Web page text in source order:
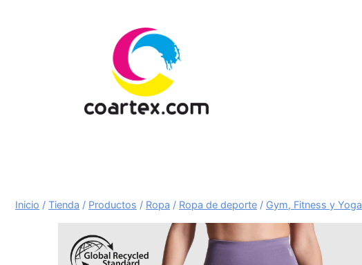
Inicio / Tienda / Productos / Ropa / Ropa de deporte / Gym, Fitness y Yoga